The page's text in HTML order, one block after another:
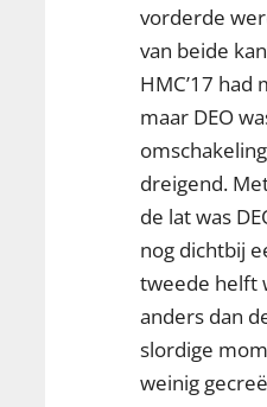
vorderde
van beide
HMC’17 had
maar DEO
dreigend.
de lat was
nog dichtbij
tweede helft
anders dan
slordige
weinig